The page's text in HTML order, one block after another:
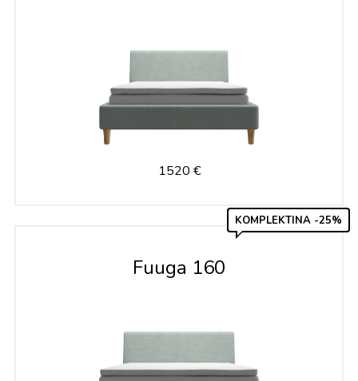
1520 €
KOMPLEKTINA -25%
Fuuga 160